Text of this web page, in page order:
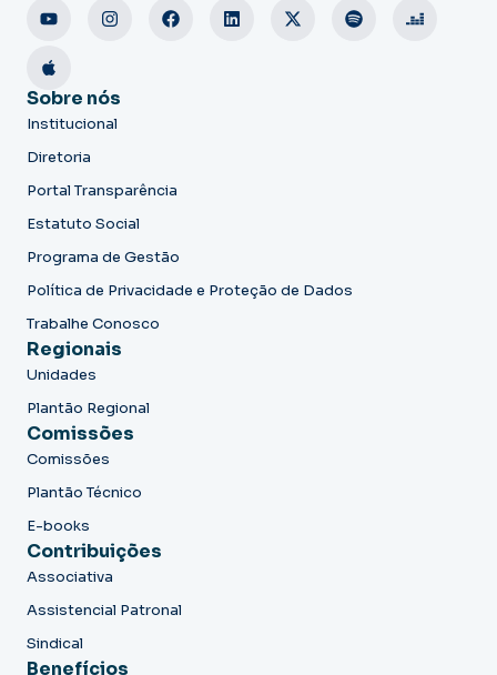
Sobre nós
Institucional
Diretoria
Portal Transparência
Estatuto Social
Programa de Gestão
Política de Privacidade e Proteção de Dados
Trabalhe Conosco
Regionais
Unidades
Plantão Regional
Comissões
Comissões
Plantão Técnico
E-books
Contribuições
Associativa
Assistencial Patronal
Sindical
Benefícios